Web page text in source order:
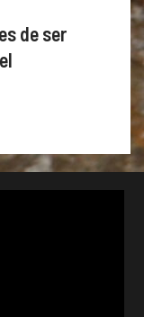
de ser